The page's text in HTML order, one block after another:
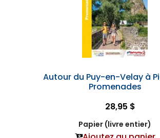
Autour du Puy-en-Velay à
Promenades
28,95 $
Papier (livre entier)